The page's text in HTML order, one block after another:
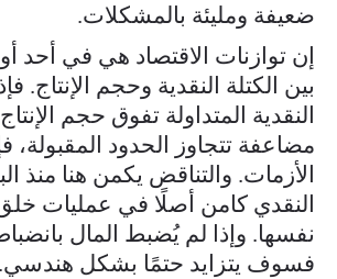
ضعيفة ومليئة بالمشكلات.
إن توازنات الاقتصاد هي في أحد
بين الكتلة النقدية وحجم الإنتاج.
النقدية المتداولة تفوق حجم
مضاعفة تتجاوز الحدود
الأزمات. والتناقض يكمن هنا منذ
النقدي كامن أصلًا في عمليات
نفسها. وإذا لم يُضبط المال
فسوف يتزايد حتمًا بشكل